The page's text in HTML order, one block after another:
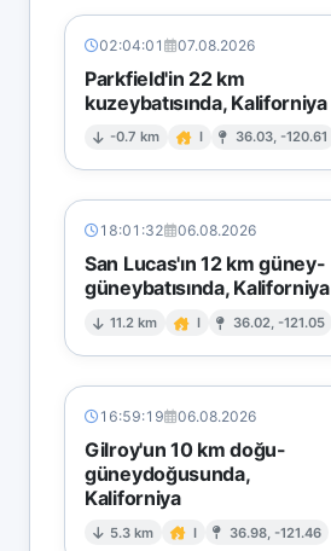
02:04:01 07.08.2026
Parkfield'in 22 km
kuzeybatısında, Kaliforniya
-0.7 km I 36.03, -120.61
18:01:32 06.08.2026
San Lucas'ın 12 km güney-
güneybatısında, Kaliforniya
11.2 km I 36.02, -121.05
16:59:19 06.08.2026
Gilroy'un 10 km doğu-
güneydoğusunda,
Kaliforniya
5.3 km I 36.98, -121.46